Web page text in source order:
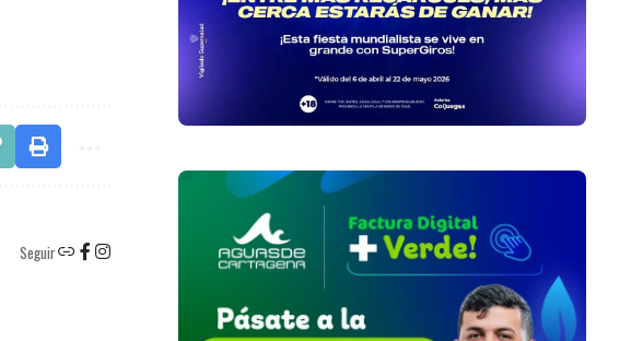
Seguir